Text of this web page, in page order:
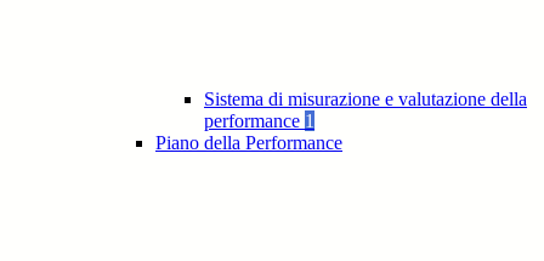
Sistema di misurazione e valutazione della
performance 1
Piano della Performance